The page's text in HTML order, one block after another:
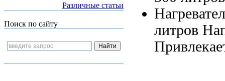
Различные статьи
Поиск по сайту
литров